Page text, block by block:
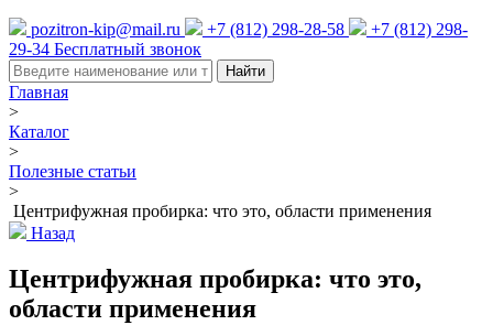
pozitron-kip@mail.ru +7 (812) 298-28-58
+7 (812) 298-
29-34 Бесплатный звонок
Найти
Главная
>
Каталог
>
Полезные статьи
>
Центрифужная пробирка: что это, области применения
Назад
Центрифужная пробирка: что это,
области применения